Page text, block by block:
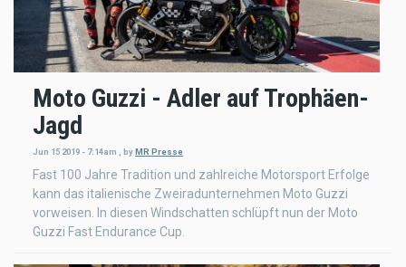
Moto Guzzi - Adler auf Trophäen-
Jagd
Jun 15 2019 - 7:14am byMR Presse
Fast 100 Jahre Tradition und zahlreiche Motorsport Erfolge
kann das italienische Zweiradunternehmen Moto Guzzi
vorweisen. In diesen Windschatten schlüpft nun der Moto
Guzzi Fast Endurance Cup.